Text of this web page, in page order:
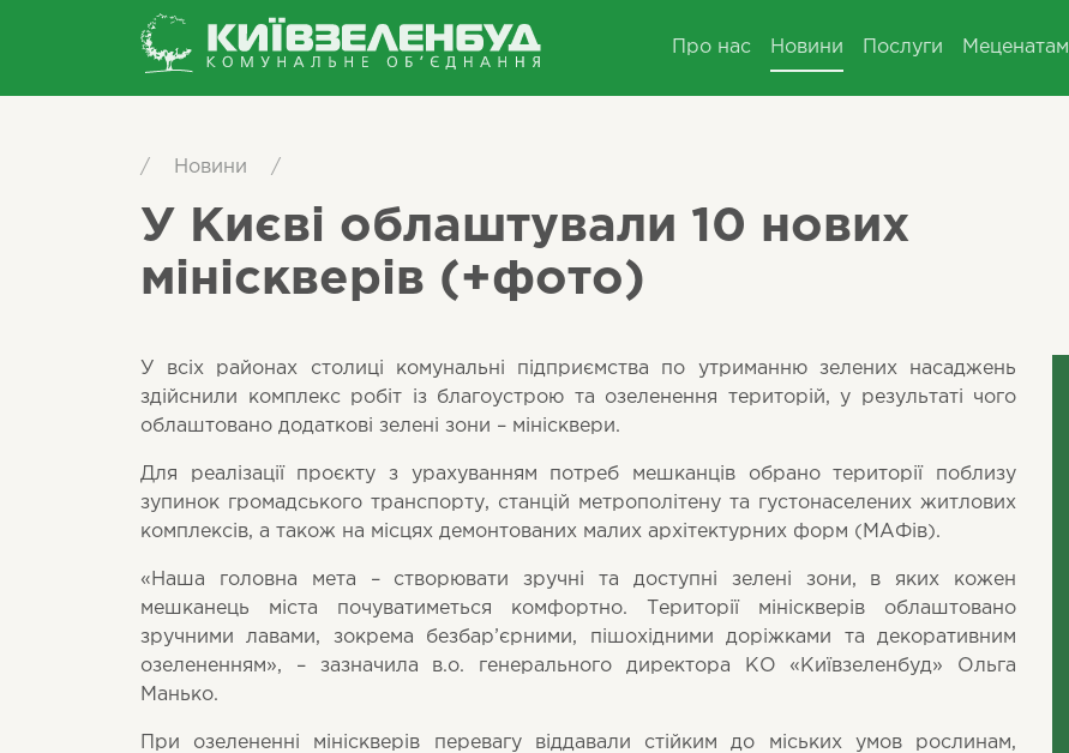
Про нас Новини Послуги Меценатам
/ Новини /
У Києві облаштували 10 нових
мініскверів (+фото)
У всіх районах столиці комунальні підприємства по утриманню зелених насаджень
здійснили комплекс робіт із благоустрою та озеленення територій, у результаті чого
облаштовано додаткові зелені зони – мінісквери.
Для реалізації проєкту з урахуванням потреб мешканців обрано території поблизу
зупинок громадського транспорту, станцій метрополітену та густонаселених житлових
комплексів, а також на місцях демонтованих малих архітектурних форм (МАФів).
«Наша головна мета – створювати зручні та доступні зелені зони, в яких кожен
мешканець міста почуватиметься комфортно. Території мініскверів облаштовано
зручними лавами, зокрема безбар’єрними, пішохідними доріжками та декоративним
озелененням», – зазначила в.о. генерального директора КО «Київзеленбуд» Ольга
Манько.
При озелененні мініскверів перевагу віддавали стійким до міських умов рослинам,